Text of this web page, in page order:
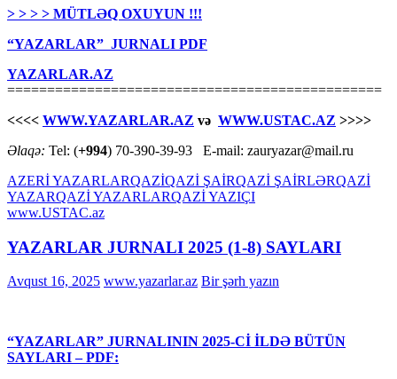
> > > > MÜTLƏQ OXUYUN !!!
“YAZARLAR” JURNALI PDF
YAZARLAR.AZ
===============================================
<<<< WWW.YAZARLAR.AZ və WWW.USTAC.AZ >>>>
Əlaqə: Tel: (+994) 70-390-39-93 E-mail: zauryazar@mail.ru
AZERİ YAZARLARQAZİQAZİ ŞAİRQAZİ ŞAİRLƏRQAZİ
YAZARQAZİ YAZARLARQAZİ YAZIÇI
www.USTAC.az
YAZARLAR JURNALI 2025 (1-8) SAYLARI
Avqust 16, 2025 www.yazarlar.az Bir şərh yazın
“YAZARLAR” JURNALININ 2025-Cİ İLDƏ BÜTÜN
SAYLARI – PDF: